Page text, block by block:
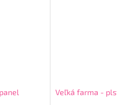
Veľká farma -